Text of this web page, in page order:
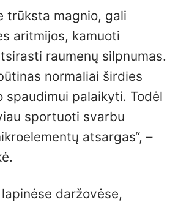
trūksta magnio, gali
aritmijos, kamuoti
raumenų silpnumas.
normaliai širdies
spaudimui palaikyti. Todėl
sportuoti svarbu
atsargas“, –
daržovėse,